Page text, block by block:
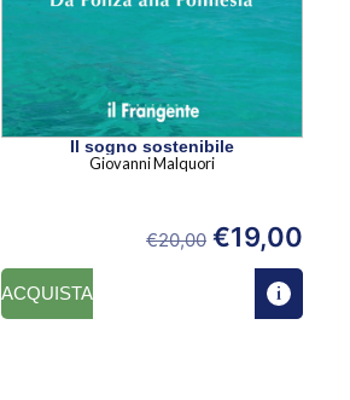
Il sogno sostenibile
Giovanni Malquori
€20,00 €19,00
ACQUISTA